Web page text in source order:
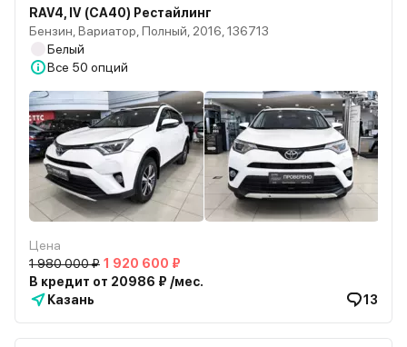
RAV4, IV (CA40) Рестайлинг
Бензин, Вариатор, Полный, 2016, 136713
Белый
Все 50 опций
Цена
1 980 000 ₽ 1 920 600 ₽
В кредит от 20986 ₽ /мес.
Казань
13